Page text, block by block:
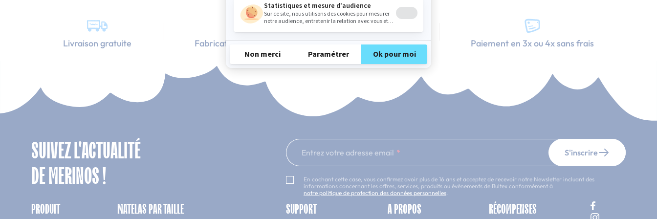
Livraison gratuite Fabrication Française 101 nuits d'essai* Paiement en 3x ou 4x sans frais
SUIVEZ L'ACTUALITÉ
DE MERINOS !
Entrez votre adresse email S'inscrire
En cochant cette case, vous confirmez avoir plus de 16 ans et acceptez de recevoir notre Newsletter incluant des
informations concernant les offres, services, produits ou évènements de Bultex conformément à
notre politique de protection des données personnelles
PRODUIT MATELAS PAR TAILLE SUPPORT A PROPOS RÉCOMPENSES